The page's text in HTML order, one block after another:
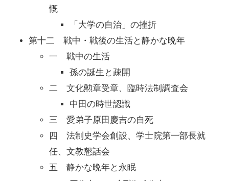
慨
「大学の自治」の挫折
第十二 戦中・戦後の生活と静かな晩年
一 戦中の生活
孫の誕生と疎開
二 文化勲章受章、臨時法制調査会
中田の時世認識
三 愛弟子原田慶吉の自死
四 法制史学会創設、学士院第一部長就
任、文教懇話会
五 静かな晩年と永眠